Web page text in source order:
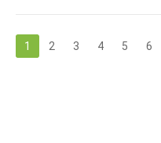
1 2 3 4 5 6